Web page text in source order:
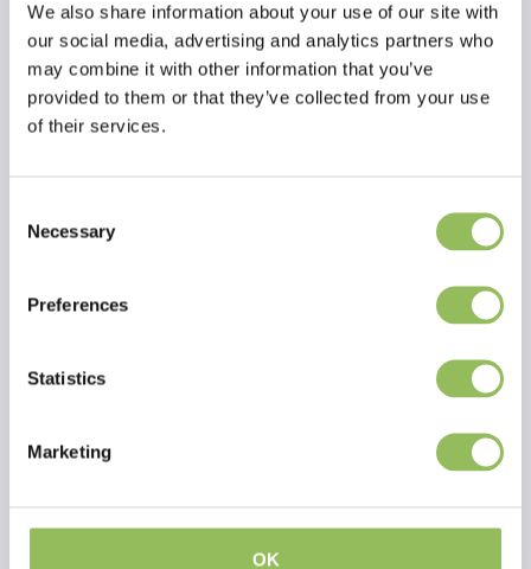
We also share information about your use of our site with
our social media, advertising and analytics partners who
may combine it with other information that you’ve
provided to them or that they’ve collected from your use
of their services.
Selection
Necessary
Preferences
Statistics
Marketing
OK
Recensioni
This article has no reviews yet